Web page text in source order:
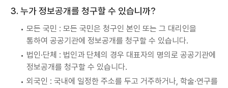
3. 누가 정보공개를 청구할 수 있습니까?
모든 국민 : 모든 국민은 청구인 본인 또는 그 대리인을
통하여 공공기관에 정보공개를 청구할 수 있습니다.
법인·단체 : 법인과 단체의 경우 대표자의 명의로 공공기관에
정보공개를 청구할 수 있습니다.
외국인 : 국내에 일정한 주소를 두고 거주하거나, 학술·연구를